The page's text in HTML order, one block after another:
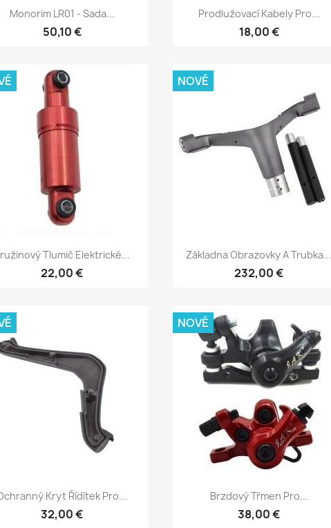
Rychlý náhled
Monorim LR01 - Sada...
50,10 €
Rychlý náhled
Prodlužovací Kabely Pro...
18,00 €
Rychlý náhled
Tlumič Elektrické...
22,00 €
Rychlý náhled
Základna Obrazovky A Trubka...
232,00 €
NOVÉ
Rychlý náhled
Kryt Řídítek Pro...
32,00 €
Rychlý náhled
Brzdový Třmen Pro...
38,00 €
NOVÉ